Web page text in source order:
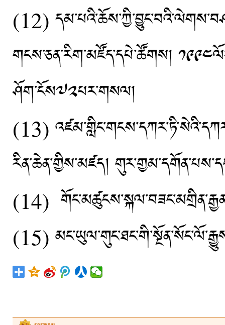
(12)
གངས་ཅན་རིག་མཛོད་དཔེ་ཚོགས།
ཤོག་ངོས༧༢པར་གསལ།
(13)
རིན་ཆེན་གྱིས་མཛད།
(14)
(15)